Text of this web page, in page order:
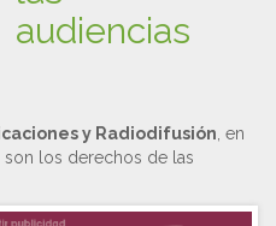
audiencias
y Radiodifusión , en
son los derechos de las